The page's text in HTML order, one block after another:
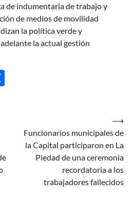
de indumentaria de trabajo y
de medios de movilidad
la política verde y
la actual gestión
Funcionarios municipales de
la Capital participaron en La
Piedad de una ceremonia
recordatoria a los
trabajadores fallecidos
⟶